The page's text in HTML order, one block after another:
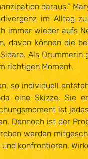
daraus.”
im Alltag
immer wieder aufs
davon können die
Als
richtigen Moment.
so individuell
eine Skizze. Sie
ist
Dennoch ist der
werden
konfrontieren.